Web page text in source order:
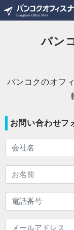
バン
バンコクのオフ
お問い合わせフ